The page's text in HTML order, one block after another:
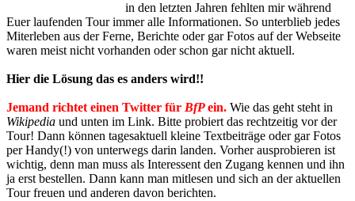
in den letzten Jahren fehlten mir während
Euer laufenden Tour immer alle Informationen. So unterblieb jedes
Miterleben aus der Ferne, Berichte oder gar Fotos auf der Webseite
waren meist nicht vorhanden oder schon gar nicht aktuell.
Hier die Lösung das es anders wird!!
Jemand richtet einen Twitter für BfPein. Wie das geht steht in
Wikipedia und unten im Link. Bitte probiert das rechtzeitig vor der
Tour! Dann können tagesaktuell kleine Textbeiträge oder gar Fotos
per Handy(!) von unterwegs darin landen. Vorher ausprobieren ist
wichtig, denn man muss als Interessent den Zugang kennen und ihn
ja erst bestellen. Dann kann man mitlesen und sich an der aktuellen
Tour freuen und anderen davon berichten.